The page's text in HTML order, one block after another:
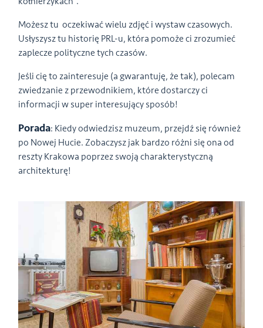
Możesz tu oczekiwać wielu zdjęć i wystaw czasowych.
Usłyszysz tu historię PRL-u, która pomoże ci zrozumieć
zaplecze polityczne tych czasów.
Jeśli cię to zainteresuje (a gwarantuję, że tak), polecam
zwiedzanie z przewodnikiem, które dostarczy ci
informacji w super interesujący sposób!
Porada: Kiedy odwiedzisz muzeum, przejdź się również
po Nowej Hucie. Zobaczysz jak bardzo różni się ona od
reszty Krakowa poprzez swoją charakterystyczną
architekturę!